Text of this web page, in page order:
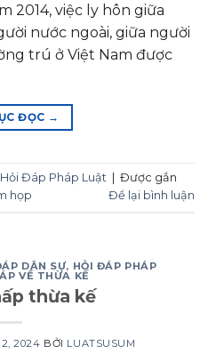
2014, việc ly hôn giữa
nước ngoài, giữa người
trú ở Việt Nam được
ĐỌC →
Hỏi Đáp Pháp Luật
Được gắn
họp Để lại bình luận
DÂN SỰ, HỎI ĐÁP PHÁP
VỀ THỪA KẾ
thừa kế
2024 BỞI LUATSUSUM